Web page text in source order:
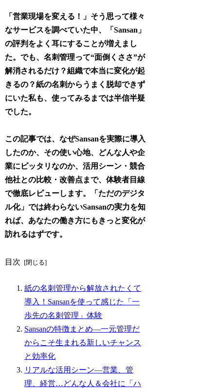
「営業現場を変える！」そう思って様々
なサービスを調べていた中、「Sansan」
の評判をよく耳にすることが増えまし
た。でも、名刺管理って“面倒くささ”が
解消されるだけ？組織で本当に変化が起
きるの？紙の名刺からうまく脱却できず
にいた私も、使ってみるまでは半信半疑
でした。
この記事では、なぜSansanを実際に導入
したのか、その使い心地、どんな人や企
業にピッタリなのか、活用シーン・競合
他社との比較・改善点まで、体験者目線
で徹底レビューします。「ただのデジタ
ル化」では終わらないSansanの実力を知
れば、あなたの働き方にもきっと変化が
訪れるはずです。
目次
紙の名刺管理から解放されたくて
導入！Sansanを使って感じた「一
歩先の名刺管理」体験
Sansanの特徴まとめ―一元管理だ
からこそ生まれる新しいチャンス
と効率化
リアルな活用シーン―営業、管
理、経営…どんな人＆会社に「ハ